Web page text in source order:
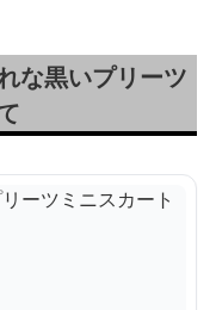
な黒いプリーツ